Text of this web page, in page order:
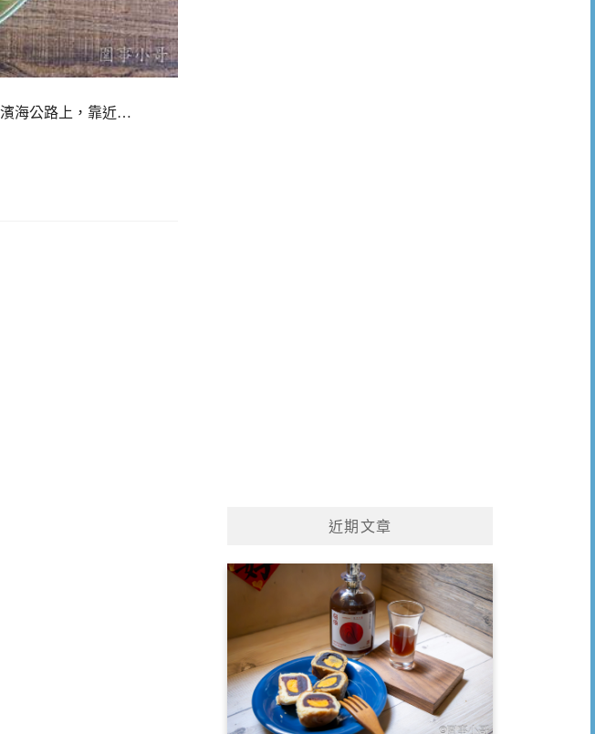
濱海公路上，靠近…
近期文章